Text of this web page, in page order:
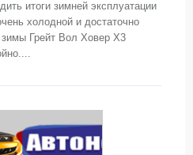
итоги зимней эксплуатации
холодной и достаточно
Грейт Вол Ховер Х3